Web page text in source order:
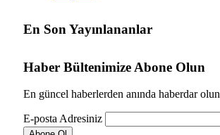
En Son Yayınlananlar
Haber Bültenimize Abone Olun
En güncel haberlerden anında haberdar olun
E-posta Adresiniz